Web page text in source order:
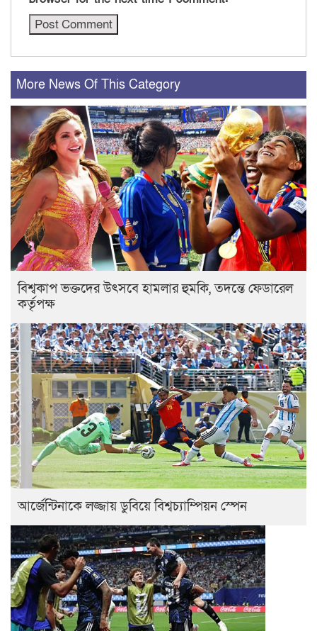
More News Of This Category
বিশ্বকাপ ভক্তদের উৎসবে হামলার হুমকি, তদন্তে ফেডারেল
কর্তৃপক্ষ
আর্জেন্টিনাকে লজ্জায় ডুবিয়ে বিশ্বচ্যাম্পিয়ন স্পেন